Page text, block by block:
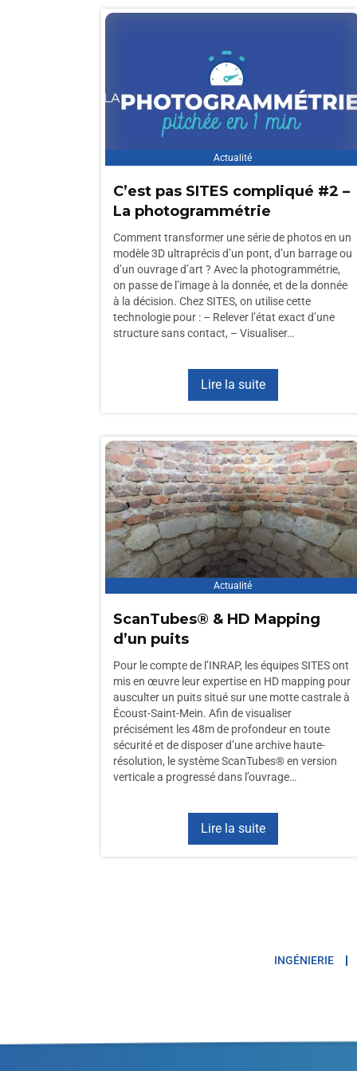
Actualité
C’est pas SITES compliqué #2 –
La photogrammétrie
Comment transformer une série de photos en un
modèle 3D ultraprécis d’un pont, d’un barrage ou
d’un ouvrage d’art ? Avec la photogrammétrie,
on passe de l’image à la donnée, et de la donnée
à la décision. Chez SITES, on utilise cette
technologie pour : – Relever l’état exact d’une
structure sans contact, – Visualiser…
Lire la suite
Actualité
ScanTubes® & HD Mapping
d’un puits
Pour le compte de l’INRAP, les équipes SITES ont
mis en œuvre leur expertise en HD mapping pour
ausculter un puits situé sur une motte castrale à
Écoust-Saint-Mein. Afin de visualiser
précisément les 48m de profondeur en toute
sécurité et de disposer d’une archive haute-
résolution, le système ScanTubes® en version
verticale a progressé dans l’ouvrage…
Lire la suite
INGÉNIERIE